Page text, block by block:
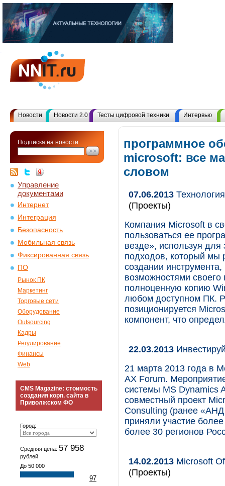
Новости Новости 2.0 Тесты цифровой техники Интервью
Подписка на новости:
Управление
документами
Интернет
Интеграция
Безопасность
Мобильная связь
Фиксированная связь
ПО
Рынок ПК
Маркетинг
Торговые сети
Оборудование
Outsourcing
Кадры
Регулирование
Финансы
Web
CMS Magazine: стоимость
создания корп. сайта в
Приволжском ФО
Город:
Средняя цена: 57 958
рублей
До 50 000
97
программное
microsoft: все
словом
07.06.2013
(Проекты)
Компания Microsoft в
пользоваться ее
везде», используя
подходов, который мы
создании
возможностями
полноценную копию
любом доступном ПК.
позиционируется
компонент, что
22.03.2013
21 марта 2013 года в
AX Forum.
системы MS Dynamics
совместный проект
Consulting (ранее
приняли участие
более 30 регионов
14.02.2013 Microsoft
(Проекты)